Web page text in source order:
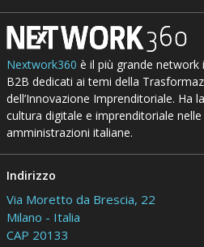
Nextwork360 è il più grande
B2B dedicati ai temi della
dell’Innovazione Imprenditoriale. Ha
cultura digitale e imprenditoriale
amministrazioni italiane.
Indirizzo
Via Moretto da Brescia, 22
Milano - Italia
CAP 20133